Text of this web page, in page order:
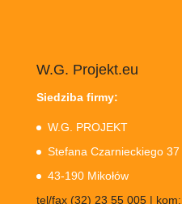
W.G. Projekt.eu
Siedziba firmy:
W.G. PROJEKT
Stefana Czarnieckiego 37
43-190 Mikołów
tel/fax (32) 23 55 005 |